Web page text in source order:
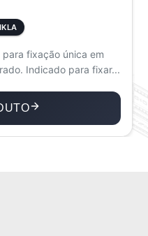
fixação única em
Indicado para fixar...